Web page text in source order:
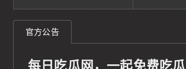
官方公告
每日吃瓜网，一起免费吃瓜